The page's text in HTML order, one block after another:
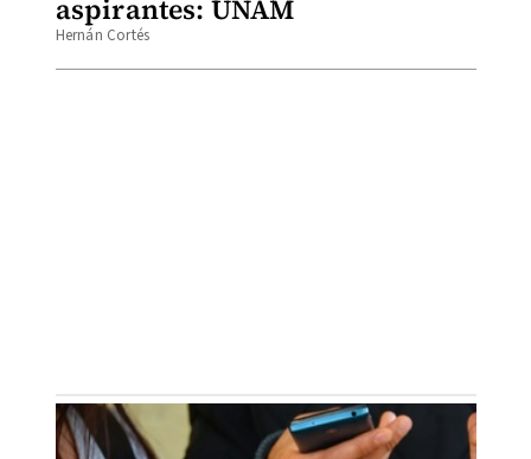
aspirantes: UNAM
Hernán Cortés